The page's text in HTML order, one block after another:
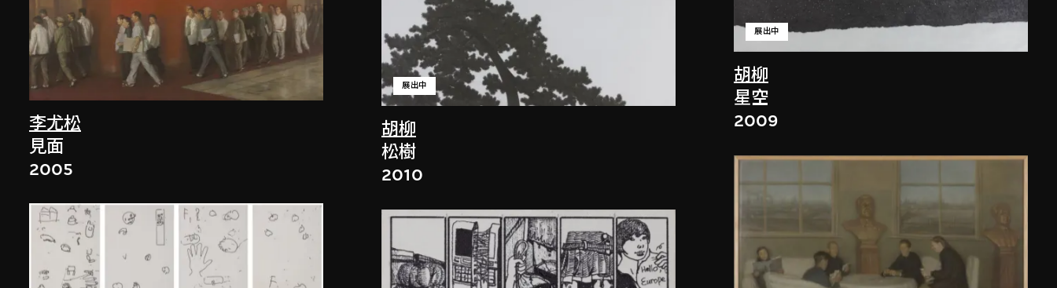
李尤松
見面
2005
胡柳
展出中
松樹
2010
胡柳
展出中
星空
2009